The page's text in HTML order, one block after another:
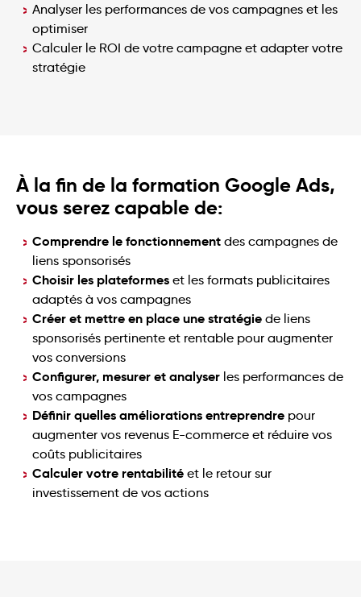
Analyser les performances de vos campagnes et les
optimiser
Calculer le ROI de votre campagne et adapter votre
stratégie
À la fin de la formation Google Ads,
vous serez capable de:
Comprendre le fonctionnement des campagnes de
liens sponsorisés
Choisir les plateformes et les formats publicitaires
adaptés à vos campagnes
Créer et mettre en place une stratégie de liens
sponsorisés pertinente et rentable pour augmenter
vos conversions
Configurer, mesurer et analyser les performances de
vos campagnes
Définir quelles améliorations entreprendre pour
augmenter vos revenus E-commerce et réduire vos
coûts publicitaires
Calculer votre rentabilité et le retour sur
investissement de vos actions